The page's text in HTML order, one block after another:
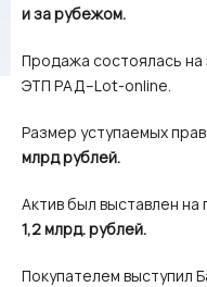
и за рубежом.
Продажа состоялась
ЭТП РАД–Lot-online.
Размер уступаемых
млрд рублей.
Актив был выставлен
1,2 млрд. рублей.
Покупателем выступил